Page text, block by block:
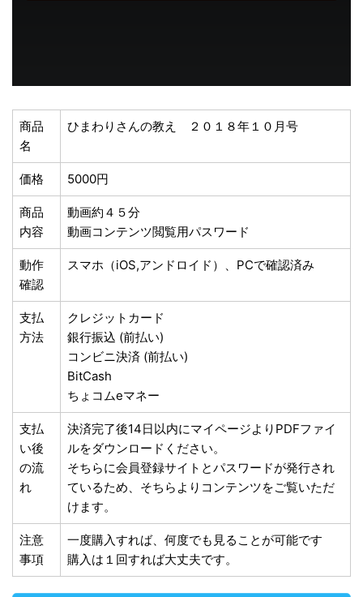
商品
名
ひまわりさんの教え ２０１８年１０月号
価格 5000円
商品
内容
動画約４５分
動画コンテンツ閲覧用パスワード
動作
確認
スマホ（iOS,アンドロイド）、PCで確認済み
支払
方法
クレジットカード
銀行振込 (前払い)
コンビニ決済 (前払い)
BitCash
ちょコムeマネー
支払
い後
の流
れ
決済完了後14日以内にマイページよりPDFファイ
ルをダウンロードください。
そちらに会員登録サイトとパスワードが発行され
ているため、そちらよりコンテンツをご覧いただ
けます。
注意
事項
一度購入すれば、何度でも見ることが可能です
購入は１回すれば大丈夫です。